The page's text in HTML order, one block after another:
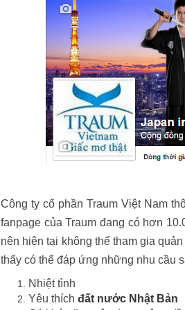
Công ty cổ phần Traum Việt Nam
fanpage của Traum đang có hơn
nên hiện tại không thể tham gia
thấy có thể đáp ứng những nhu cầu
Nhiệt tình
Yêu thích đất nước Nhật Bản